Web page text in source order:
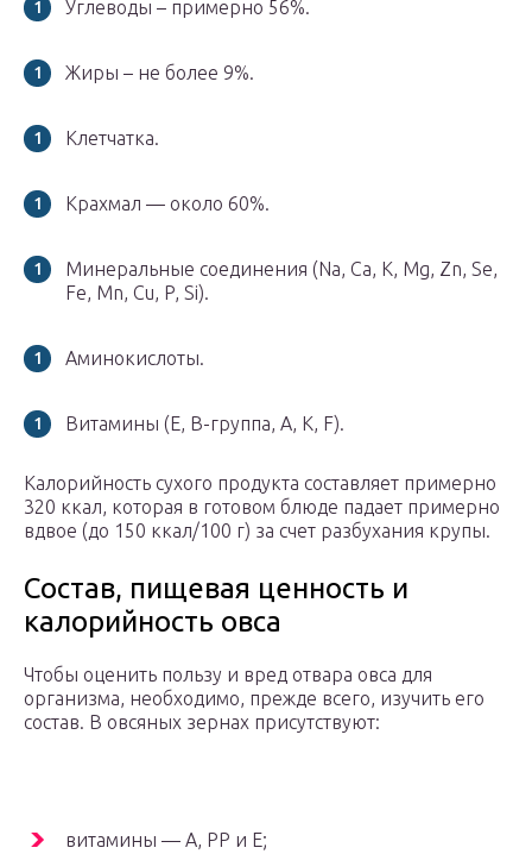
Углеводы – примерно 56%.
Жиры – не более 9%.
Клетчатка.
Крахмал — около 60%.
Минеральные соединения (Na, Ca, K, Mg, Zn, Se,
Fe, Mn, Cu, P, Si).
Аминокислоты.
Витамины (Е, В-группа, А, К, F).
Калорийность сухого продукта составляет примерно
320 ккал, которая в готовом блюде падает примерно
вдвое (до 150 ккал/100 г) за счет разбухания крупы.
Состав, пищевая ценность и
калорийность овса
Чтобы оценить пользу и вред отвара овса для
организма, необходимо, прежде всего, изучить его
состав. В овсяных зернах присутствуют:
витамины — А, РР и Е;